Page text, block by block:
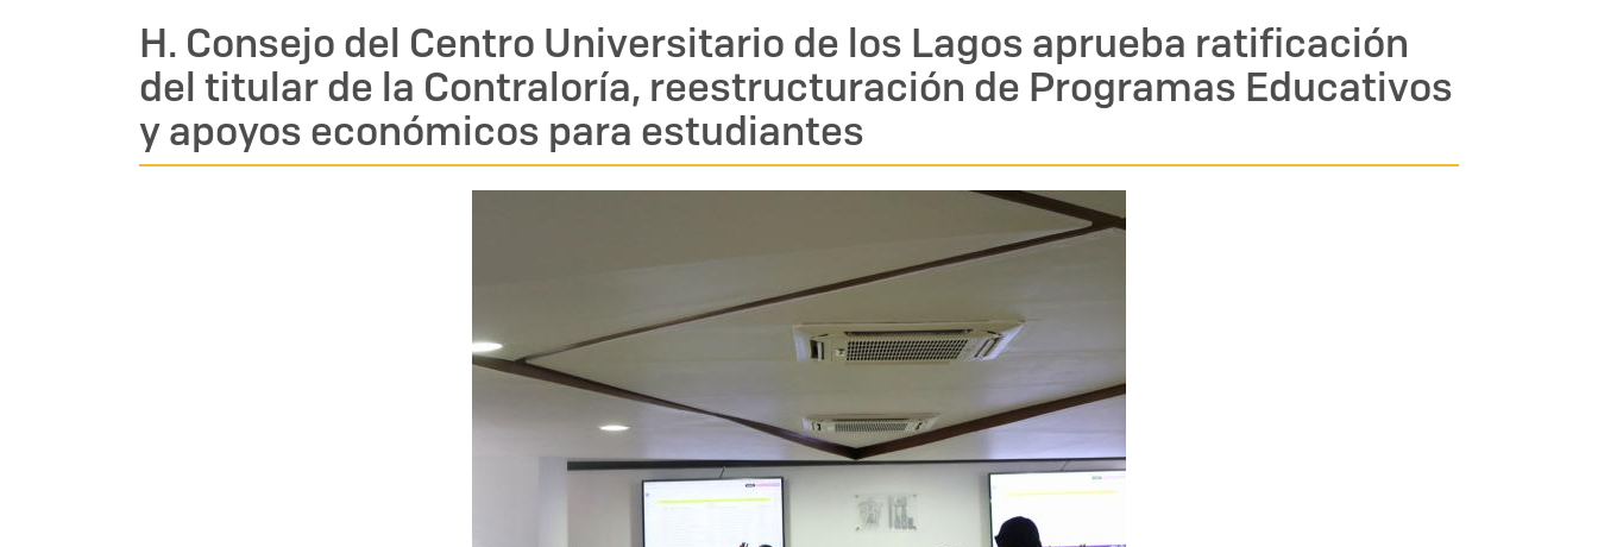
H. Consejo del Centro Universitario de los Lagos aprueba ratificación
del titular de la Contraloría, reestructuración de Programas Educativos
y apoyos económicos para estudiantes